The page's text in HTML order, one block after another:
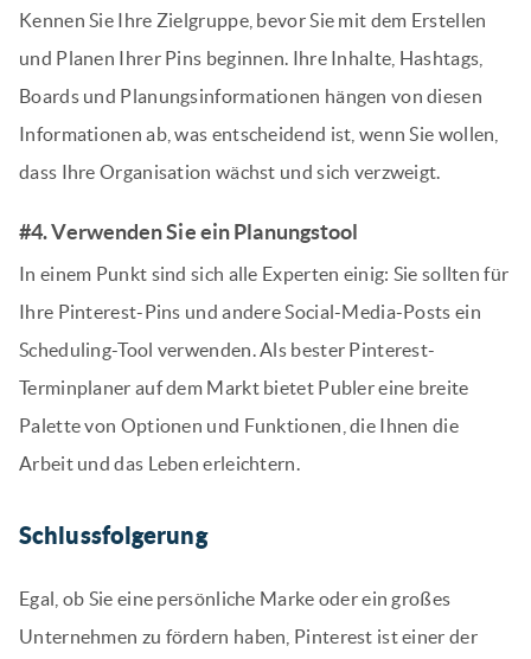
Kennen Sie Ihre Zielgruppe, bevor Sie mit dem Erstellen
und Planen Ihrer Pins beginnen. Ihre Inhalte, Hashtags,
Boards und Planungsinformationen hängen von diesen
Informationen ab, was entscheidend ist, wenn Sie wollen,
dass Ihre Organisation wächst und sich verzweigt.
#4. Verwenden Sie ein Planungstool
In einem Punkt sind sich alle Experten einig: Sie sollten für
Ihre Pinterest-Pins und andere Social-Media-Posts ein
Scheduling-Tool verwenden. Als bester Pinterest-
Terminplaner auf dem Markt bietet Publer eine breite
Palette von Optionen und Funktionen, die Ihnen die
Arbeit und das Leben erleichtern.
Schlussfolgerung
Egal, ob Sie eine persönliche Marke oder ein großes
Unternehmen zu fördern haben, Pinterest ist einer der